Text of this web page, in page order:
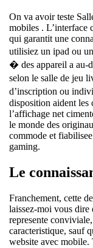
On va avoir teste
mobiles . L’interface
qui garantit une
utilisiez un ipad ou
� des appareil a au-
selon le salle de jeu
d’inscription ou
disposition aident les
l’affichage net
le monde des
commode et
gaming.
Le
Franchement, cette
laissez-moi vous dire
represente
caracteristique, sauf
website avec mobile.